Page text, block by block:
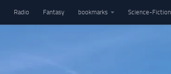
Radio Fantasy bookmarks Science-Fiction